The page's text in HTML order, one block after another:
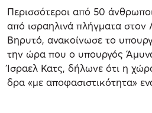
Περισσότεροι από 50
από ισραηλινά πλήγματα στον
Βηρυτό, ανακοίνωσε το
την ώρα που ο υπουργός
Ίσραελ Κατς, δήλωνε ότι η
δρα «με αποφασιστικότητα»